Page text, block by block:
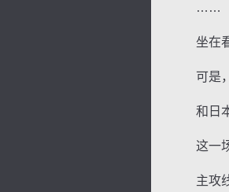
……
坐在看
可是，
和日本
这一场
主攻线